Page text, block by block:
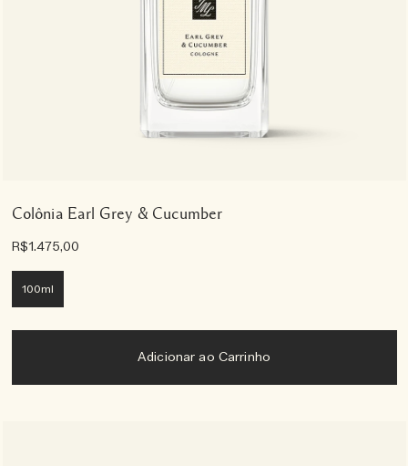
Colônia Earl Grey & Cucumber
R$1.475,00
100ml
Adicionar ao Carrinho